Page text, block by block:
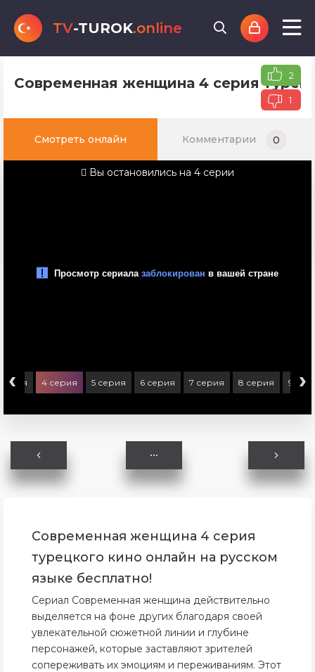
TV-TUROK.online
Современная женщина 4 серия 2
1
Смотреть онлайн Комментарии 0
Вы остановились на 4 серии
‹ 4 серия 5 серия 6 серия 7 серия 8 серия 9 ›
Современная женщина 4 серия
турецкого кино онлайн на русском
языке бесплатно!
Сериал Современная женщина действительно
выделяется на фоне других благодаря своей
увлекательной сюжетной линии и глубине
персонажей, которые заставляют зрителей
сопереживать их эмоциям и переживаниям. Этот